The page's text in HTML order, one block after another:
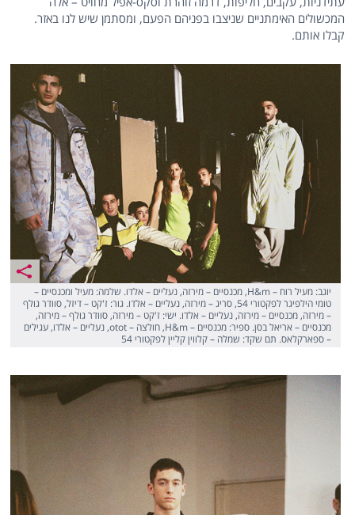
המכשולים האימתניים שניצבו בפניהם הפעם, ומסתמן שיש לנו באזר.
קבלו אותם.
יוגב: מעיל רוח – H&m, מכנסיים – מירזה, נעליים – אלדו. שלמה: מעיל ומכנסיים –
טומי הילפיגר לפקטורי 54, סריג – מירזה, נעליים – אלדו. גור: ז'קט – דיזל, סוודר גולף
– מירזה, מכנסיים – מירזה, נעליים – אלדו. ישי: ז'קט – מירזה, סוודר גולף – מירזה,
מכנסיים – אריאל בסן. ספיר: מכנסיים – H&m, חולצה – otot, נעליים – אלדו, עגילים
– ספארקלאס. תם שקד: שמלה – קלווין קליין לפקטורי 54